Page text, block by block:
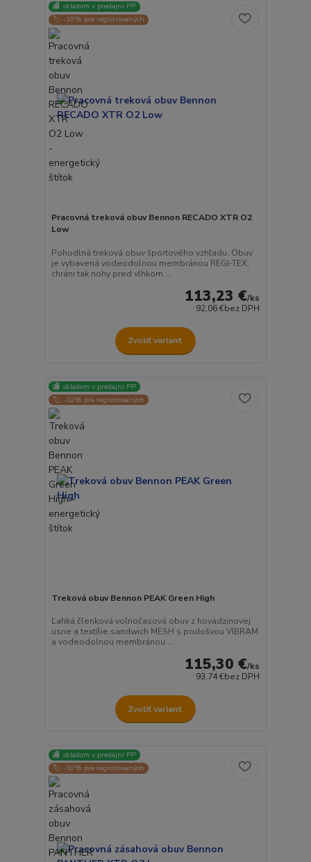
🏬 skladom v predajni PP
🏷️ -10% pre registrovaných
Pracovná treková obuv Bennon RECADO XTR O2
Low
Pohodlná treková obuv športového vzhľadu. Obuv
je vybavená vodeodolnou membránou REGI-TEX,
chráni tak nohy pred vlhkom ...
113,23 €/ks
92,06 €bez DPH
Zvoliť variant
🏬 skladom v predajni PP
🏷️ -10% pre registrovaných
Treková obuv Bennon PEAK Green High
Ľahká členková voľnočasová obuv z hovädzinovej
usne a textílie sandwich MESH s podošvou VIBRAM
a vodeodolnou membránou ...
115,30 €/ks
93,74 €bez DPH
Zvoliť variant
🏬 skladom v predajni PP
🏷️ -10% pre registrovaných